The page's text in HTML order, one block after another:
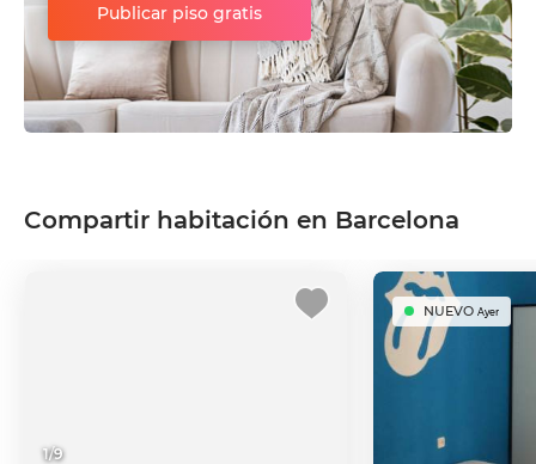
Publicar piso gratis
Compartir habitación en Barcelona
1/9
NUEVO Ayer